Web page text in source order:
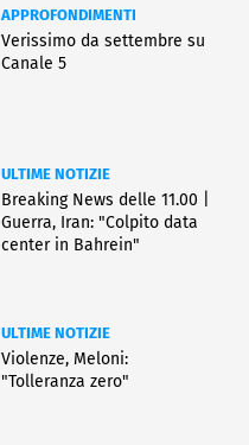
APPROFONDIMENTI
Verissimo da settembre su
Canale 5
ULTIME NOTIZIE
Breaking News delle 11.00 |
Guerra, Iran: "Colpito data
center in Bahrein"
ULTIME NOTIZIE
Violenze, Meloni:
"Tolleranza zero"